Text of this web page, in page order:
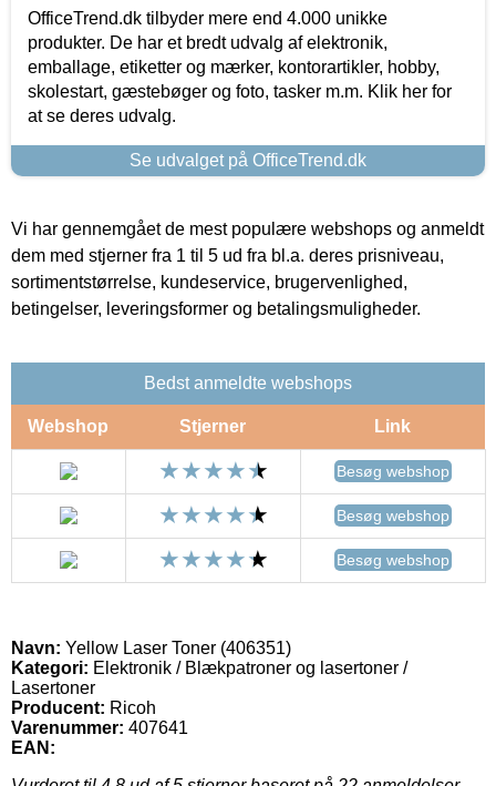
OfficeTrend.dk tilbyder mere end 4.000 unikke
produkter. De har et bredt udvalg af elektronik,
emballage, etiketter og mærker, kontorartikler, hobby,
skolestart, gæstebøger og foto, tasker m.m. Klik her for
at se deres udvalg.
Se udvalget på OfficeTrend.dk
Vi har gennemgået de mest populære webshops og anmeldt
dem med stjerner fra 1 til 5 ud fra bl.a. deres prisniveau,
sortimentstørrelse, kundeservice, brugervenlighed,
betingelser, leveringsformer og betalingsmuligheder.
Bedst anmeldte webshops
Webshop Stjerner Link
Besøg webshop
Besøg webshop
Besøg webshop
Navn: Yellow Laser Toner (406351)
Kategori: Elektronik / Blækpatroner og lasertoner /
Lasertoner
Producent: Ricoh
Varenummer: 407641
EAN: